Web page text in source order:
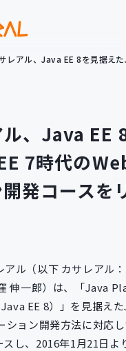
支援
Git導入支
援
ス 教材購入
ス
レアル、Java EE 8を見据え
、Java EE
7時代の
発コースを
アル（以下 カサレアル
伸一郎）は、「Java
EE 8）」を見据えた
ション開発方法に対応
スし、2016年1月21日よ